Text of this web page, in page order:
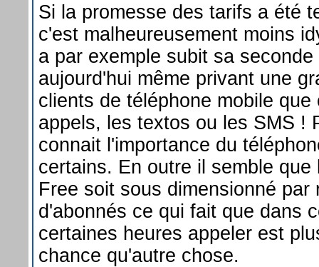
Si la promesse des tarifs a été
c'est malheureusement moins
a par exemple subit sa
aujourd'hui même privant une
clients de téléphone mobile
appels, les textos ou les SMS !
connait l'importance du
certains. En outre il semble que
Free soit sous dimensionné par
d'abonnés ce qui fait que dans
certaines heures appeler est
chance qu'autre chose.